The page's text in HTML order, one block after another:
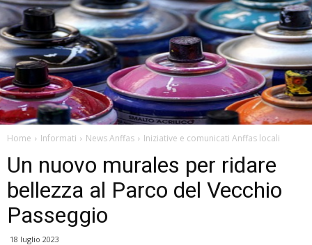
Home Informati News Anffas Iniziative e comunicati Anffas locali
Un nuovo murales per ridare
bellezza al Parco del Vecchio
Passeggio
18 luglio 2023